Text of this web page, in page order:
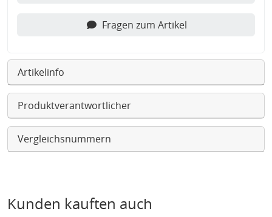
Fragen zum Artikel
Artikelinfo
Produktverantwortlicher
Vergleichsnummern
Kunden kauften auch